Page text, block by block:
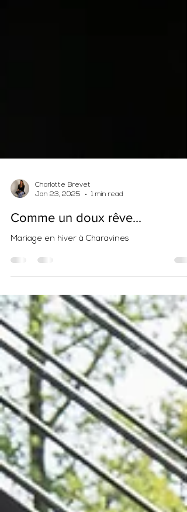
Charlotte Brevet
Jan 23, 2025
1 min read
Comme un doux rêve...